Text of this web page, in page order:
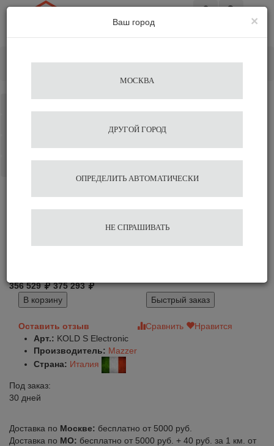
Профессиональная
кофемолка Mazzer KOLD S
356 529
375 293
В корзину
Быстрый заказ
Оставить отзыв Сравнить
Нравится
Арт.: KOLD S Electronic
Производитель: Mazzer
Страна: Италия
Под заказ:
30 дней
Доставка по Москве: бесплатно от 5000 руб.
Доставка по МО: бесплатно от 5000 руб. + 40 руб. за 1 км. от
×
Ваш город
МОСКВА
ДРУГОЙ ГОРОД
ОПРЕДЕЛИТЬ АВТОМАТИЧЕСКИ
НЕ СПРАШИВАТЬ